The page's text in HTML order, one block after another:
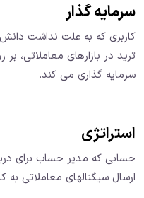
سرمایه گذار
کاربری که به علت نداشت دانش
ترید در بازارهای معاملاتی،
سرمایه گذاری می کند.
استراتژی
حسابی که مدیر حساب برای
ارسال سیگنالهای معاملاتی